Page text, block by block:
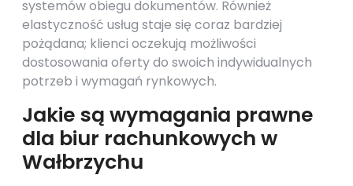
systemów obiegu dokumentów. Również
elastyczność usług staje się coraz bardziej
pożądana; klienci oczekują możliwości
dostosowania oferty do swoich indywidualnych
potrzeb i wymagań rynkowych.
Jakie są wymagania prawne
dla biur rachunkowych w
Wałbrzychu